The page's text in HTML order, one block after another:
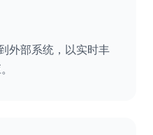
外部系统，以实时丰